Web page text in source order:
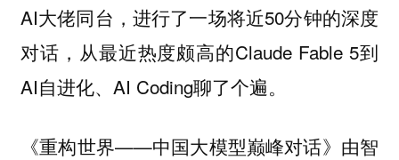
AI大佬同台，进行了一场将近50分钟的深度
对话，从最近热度颇高的Claude Fable 5到
AI自进化、AI Coding聊了个遍。
《重构世界——中国大模型巅峰对话》由智